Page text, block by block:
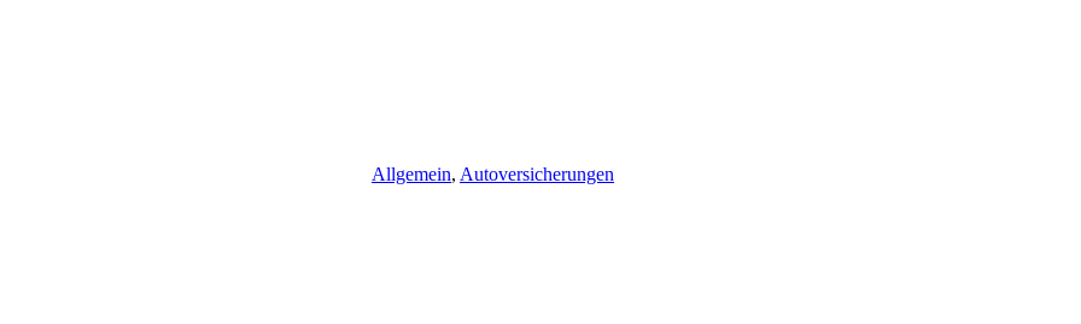
Allgemein, Autoversicherungen